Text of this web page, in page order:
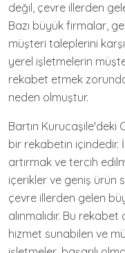
değil, çevre illerden
Bazı büyük firmalar,
müşteri taleplerini
yerel işletmelerin
rekabet etmek
neden olmuştur.
Bartın Kurucaşile'deki
bir rekabetin içindedir.
artırmak ve tercih
içerikler ve geniş ürün
çevre illerden gelen
alınmalıdır. Bu
hizmet sunabilen ve